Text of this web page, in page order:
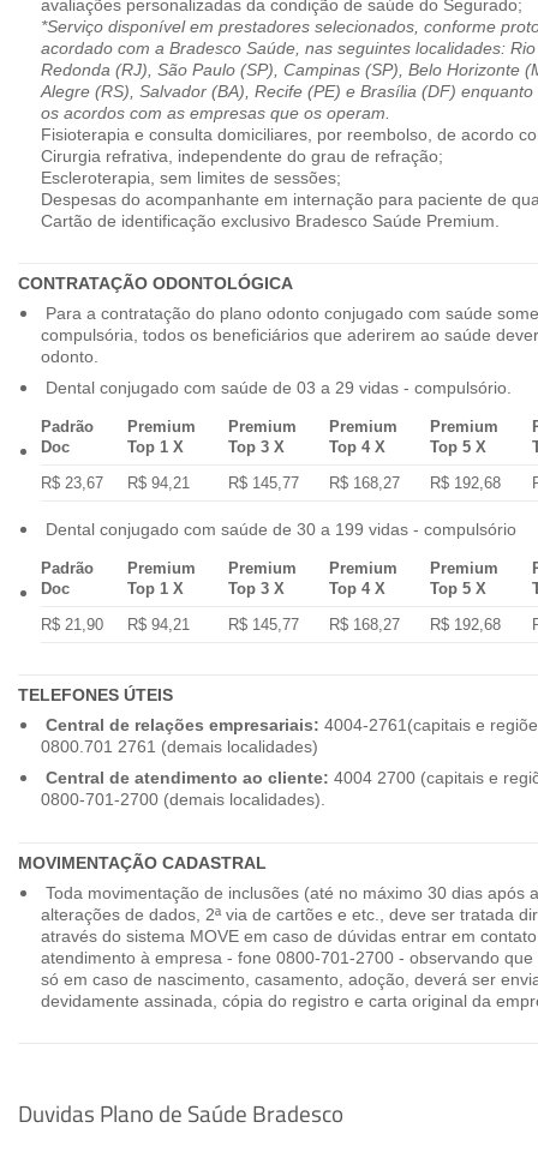
avaliações personalizadas da condição de saúde do Segurado;
*Serviço disponível em prestadores selecionados, conforme
acordado com a Bradesco Saúde, nas seguintes localidades:
Redonda (RJ), São Paulo (SP), Campinas (SP), Belo Horizonte
Alegre (RS), Salvador (BA), Recife (PE) e Brasília (DF)
os acordos com as empresas que os operam.
Fisioterapia e consulta domiciliares, por reembolso, de acordo
Cirurgia refrativa, independente do grau de refração;
Escleroterapia, sem limites de sessões;
Despesas do acompanhante em internação para paciente de
Cartão de identificação exclusivo Bradesco Saúde Premium.
CONTRATAÇÃO ODONTOLÓGICA
Para a contratação do plano odonto conjugado com saúde
compulsória, todos os beneficiários que aderirem ao saúde
odonto.
Dental conjugado com saúde de 03 a 29 vidas - compulsório.
Padrão
Doc
Premium
Top 1 X
Premium
Top 3 X
Premium
Top 4 X
Premium
Top 5 X
R$ 23,67
R$ 94,21 R$ 145,77 R$ 168,27 R$ 192,68
Dental conjugado com saúde de 30 a 199 vidas - compulsório
Padrão
Doc
Premium
Top 1 X
Premium
Top 3 X
Premium
Top 4 X
Premium
Top 5 X
R$ 21,90
R$ 94,21 R$ 145,77 R$ 168,27 R$ 192,68
TELEFONES ÚTEIS
Central de relações empresariais: 4004-2761(capitais e
0800.701 2761 (demais localidades)
Central de atendimento ao cliente: 4004 2700 (capitais e
0800-701-2700 (demais localidades).
MOVIMENTAÇÃO CADASTRAL
Toda movimentação de inclusões (até no máximo 30 dias após
alterações de dados, 2ª via de cartões e etc., deve ser tratada
através do sistema MOVE em caso de dúvidas entrar em
atendimento à empresa - fone 0800-701-2700 - observando
só em caso de nascimento, casamento, adoção, deverá ser
devidamente assinada, cópia do registro e carta original da
Duvidas Plano de Saúde Bradesco